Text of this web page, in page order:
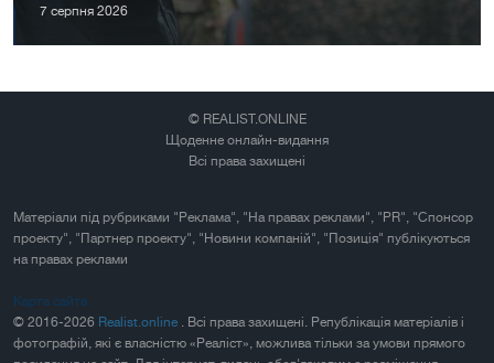
7 серпня 2026
© REALIST.ONLINE
Щоденне онлайн-видання
Всі права захищені
Матеріали під рубриками "Реклама", "На правах реклами", "PR", "Спонсор
проекту", "Партнер проекту", "Новини компаній", "Позиція" публікуються
на правах реклами
Карта сайта
© 2016-2026 Realist.online . Всі права захищені. Републікація матеріалів і
фотографій, які є власністю «Реаліст», можлива тільки за умови прямого